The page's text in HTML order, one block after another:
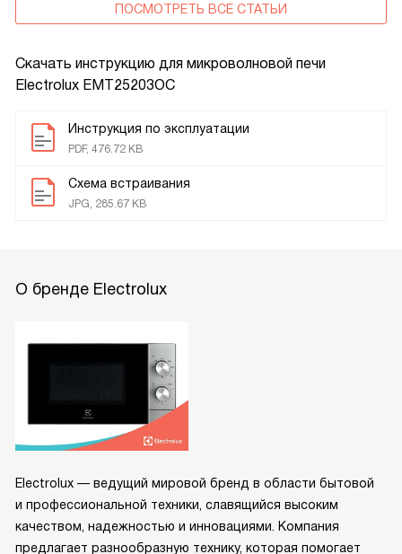
Скачать инструкцию для микроволновой печи
Electrolux EMT25203OC
Инструкция по эксплуатации
PDF, 476.72 KB
Схема встраивания
JPG, 285.67 KB
ПОСМОТРЕТЬ ВСЕ СТАТЬИ
О бренде Electrolux
Electrolux — ведущий мировой бренд в области бытовой
и профессиональной техники, славящийся высоким
качеством, надежностью и инновациями. Компания
предлагает разнообразную технику, которая помогает